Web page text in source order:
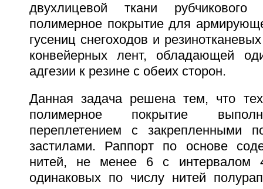
двухлицевой ткани рубчикового
полимерное покрытие для
гусениц снегоходов и
конвейерных лент, обладающей
адгезии к резине с обеих сторон.
Данная задача решена тем, что
полимерное покрытие
переплетением с закрепленными
застилами. Раппорт по основе
нитей, не менее 6 с интервалом
одинаковых по числу нитей